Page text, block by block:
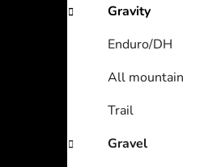
Gravity
Enduro/DH
All mountain
Trail
Gravel